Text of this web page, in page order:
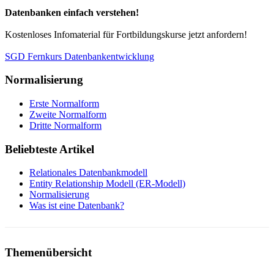
Datenbanken einfach verstehen!
Kostenloses Infomaterial für Fortbildungskurse jetzt anfordern!
SGD Fernkurs Datenbankentwicklung
Normalisierung
Erste Normalform
Zweite Normalform
Dritte Normalform
Beliebteste Artikel
Relationales Datenbankmodell
Entity Relationship Modell (ER-Modell)
Normalisierung
Was ist eine Datenbank?
Themenübersicht